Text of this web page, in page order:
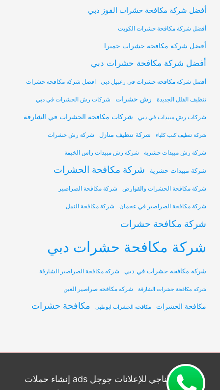
أفضل شركة مكافحة حشرات القوز دبي
أفضل شركة مكافحة حشرات الكويت
أفضل شركة مكافحة حشرات جميرا
أفضل شركة مكافحة حشرات دبي
أفضل شركة مكافحة حشرات في زعبيل دبي افضل شركة مكافحة حشرات
تنظيف الفلل الجديدة رش حشرات شركات رش الحشرات في دبي
شركات رش مبيدات في دبي شركات مكافحة الحشرات في الشارقة
شركة تنظيف كنب كلباء شركة تنظيف منازل شركة رش حشرات
شركة رش مبيدات حشرية شركة رش مبيدات راس الخيمة
شركة مبيدات حشرية شركة مكافحة الحشرات
شركة مكافحة الحشرات والقوارض شركة مكافحة الصراصير
شركة مكافحة الصراصير في عجمان شركة مكافحة النمل
شركة مكافحة حشرات
شركة مكافحة حشرات دبي
شركة مكافحة حشرات في دبي شركه مكافحة الصراصير الشارقة
شركه مكافحة حشرات الشارقة شركه مكافحه صراصير العين
مكافحة الحشرات مكافحة الحشرات ابوظبي مكافحة حشرات
شركة الناجي للإعلانات جوجل ads إنشاء حملات